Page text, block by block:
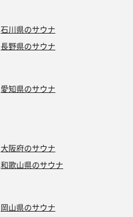
石川県のサウナ
長野県のサウナ
愛知県のサウナ
大阪府のサウナ
和歌山県のサウナ
岡山県のサウナ